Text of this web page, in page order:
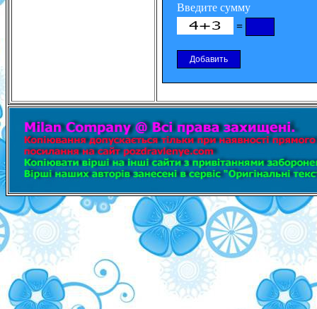
Введите сумму
=